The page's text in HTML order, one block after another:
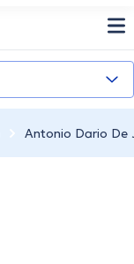
Antonio Dario De